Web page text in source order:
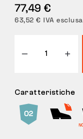
77,49 €
63,52 € IVA esclusa
Caratteristiche